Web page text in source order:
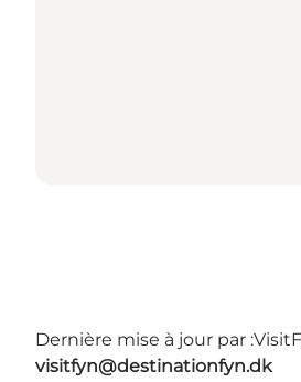
Dernière mise à jour par :
visitfyn@destinationfyn.dk